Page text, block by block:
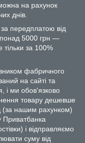
на рахунок
днів.
передплатою від
5000 грн —
за 100%
фабричного
на сайті та
і ми обов'язково
товару дешевше
(за нашим рахунком)
Приватбанка
і відправляємо
суму від